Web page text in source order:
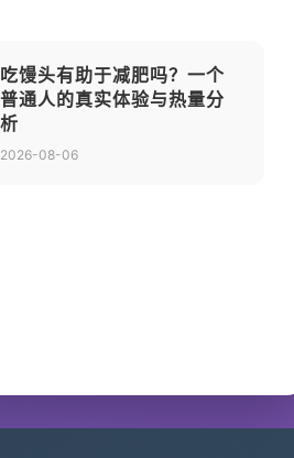
吃馒头有助于减肥吗？一个
普通人的真实体验与热量分
析
2026-08-06